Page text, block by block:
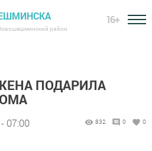
район
16+
ПОДАРИЛА
07:00 832 0 0